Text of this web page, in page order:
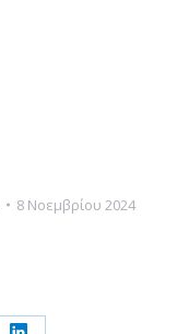
8 Νοεμβρίου 2024